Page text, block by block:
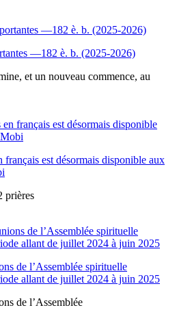
—182 è. b. (2025-2026)
et un nouveau commence, au
français est désormais disponible aux
prières
de l’Assemblée spirituelle
allant de juillet 2024 à juin 2025
de l’Assemblée